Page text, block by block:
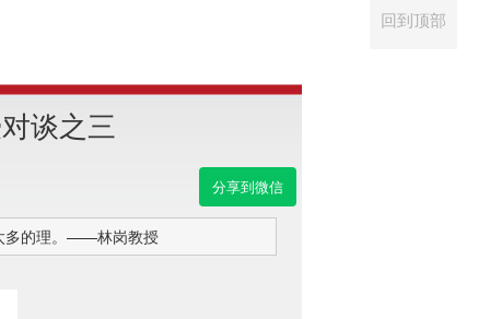
谈之三
分享到微信
多的理。——林岗教授
回到顶部